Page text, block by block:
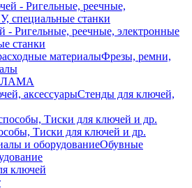
- Ригельные, реечные, электронные
станки
Фрезы, ремни,
Стенды для ключей,
Тиски для ключей и др.
Обувные
ключей